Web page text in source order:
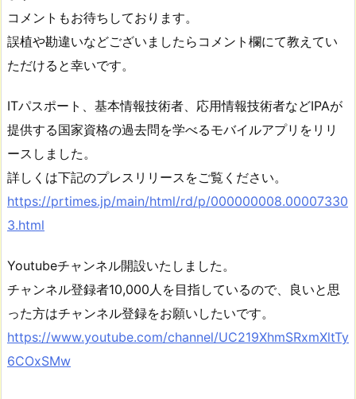
コメントもお待ちしております。
誤植や勘違いなどございましたらコメント欄にて教えてい
ただけると幸いです。
ITパスポート、基本情報技術者、応用情報技術者などIPAが
提供する国家資格の過去問を学べるモバイルアプリをリリ
ースしました。
詳しくは下記のプレスリリースをご覧ください。
https://prtimes.jp/main/html/rd/p/000000008.00007330
3.html
Youtubeチャンネル開設いたしました。
チャンネル登録者10,000人を目指しているので、良いと思
った方はチャンネル登録をお願いしたいです。
https://www.youtube.com/channel/UC219XhmSRxmXltTy
6COxSMw